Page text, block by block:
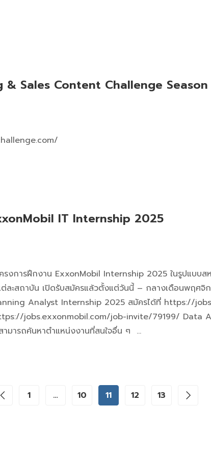
& Sales Content Challenge
IT Internship 2025
รงการฝึกงาน ExxonMobil Internship 2025 ในรูปแบบ
ะสถาบัน เปิดรับสมัครแล้วตั้งแต่วันนี้ – กลางเดือนพฤศจิ
Analyst Internship 2025 สมัครได้ที่ https://
jobs.exxonmobil.com/job-invite/79199/ Data
ารถค้นหาตำแหน่งงานที่สนใจอื่น ๆ …
1 … 10 11 12 13